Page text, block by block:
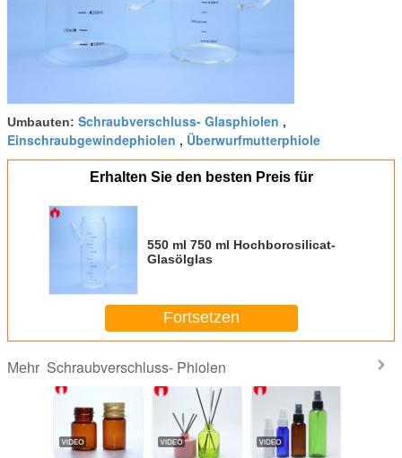
Umbauten: Schraubverschluss- Glasphiolen ,
Einschraubgewindephiolen , Überwurfmutterphiole
Erhalten Sie den besten Preis für
550 ml 750 ml Hochborosilicat-
Glasölglas
Fortsetzen
Mehr Schraubverschluss- Phiolen